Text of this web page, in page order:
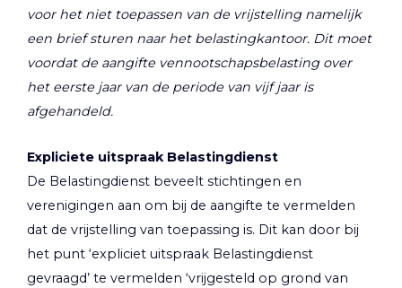
voor het niet toepassen van de vrijstelling namelijk
een brief sturen naar het belastingkantoor. Dit moet
voordat de aangifte vennootschapsbelasting over
het eerste jaar van de periode van vijf jaar is
afgehandeld.
Expliciete uitspraak Belastingdienst
De Belastingdienst beveelt stichtingen en
verenigingen aan om bij de aangifte te vermelden
dat de vrijstelling van toepassing is. Dit kan door bij
het punt ‘expliciet uitspraak Belastingdienst
gevraagd’ te vermelden ‘vrijgesteld op grond van